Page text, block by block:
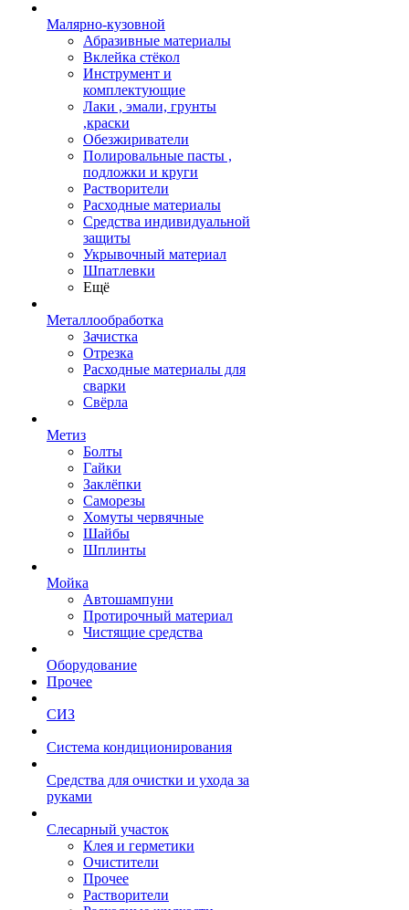
Малярно-кузовной
Абразивные материалы
Вклейка стёкол
Инструмент и
комплектующие
Лаки , эмали, грунты
,краски
Обезжириватели
Полировальные пасты ,
подложки и круги
Растворители
Расходные материалы
Средства индивидуальной
защиты
Укрывочный материал
Шпатлевки
Ещё
Металлообработка
Зачистка
Отрезка
Расходные материалы для
сварки
Свёрла
Метиз
Болты
Гайки
Заклёпки
Саморезы
Хомуты червячные
Шайбы
Шплинты
Мойка
Автошампуни
Протирочный материал
Чистящие средства
Оборудование
Прочее
СИЗ
Система кондиционирования
Средства для очистки и ухода за
руками
Слесарный участок
Клея и герметики
Очистители
Прочее
Растворители